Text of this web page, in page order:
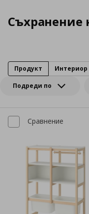
Съхранение
Подреди по
Продукт Интериор
Сравнение